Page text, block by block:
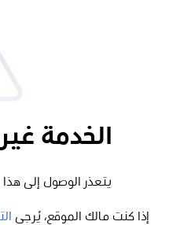
الخدمة
يتعذر الوصول إلى
إذا كنت مالك الموقع، يُرجى